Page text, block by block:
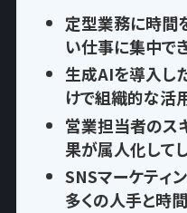
定型業務に時間
い仕事に集中で
生成AIを導入し
けで組織的な活
営業担当者のス
果が属人化して
SNSマーケティ
多くの人手と時